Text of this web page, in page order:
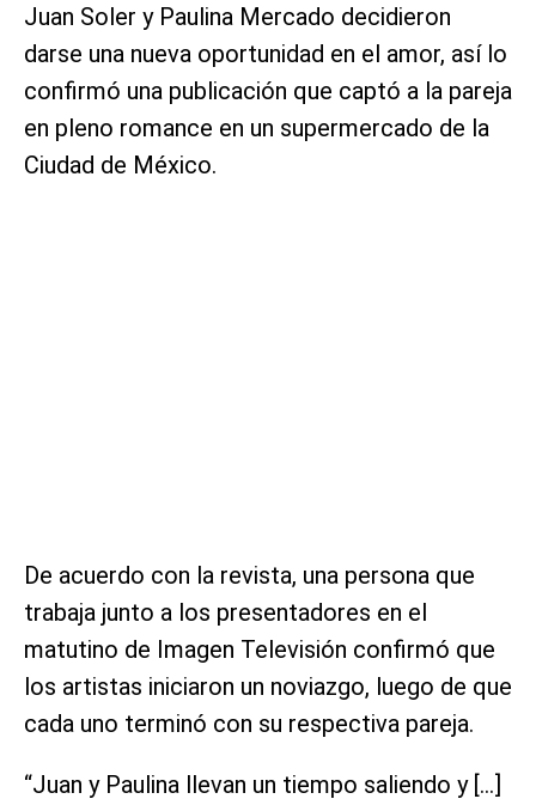
Juan Soler y Paulina Mercado decidieron
darse una nueva oportunidad en el amor, así lo
confirmó una publicación que captó a la pareja
en pleno romance en un supermercado de la
Ciudad de México.
De acuerdo con la revista, una persona que
trabaja junto a los presentadores en el
matutino de Imagen Televisión confirmó que
los artistas iniciaron un noviazgo, luego de que
cada uno terminó con su respectiva pareja.
“Juan y Paulina llevan un tiempo saliendo y […]